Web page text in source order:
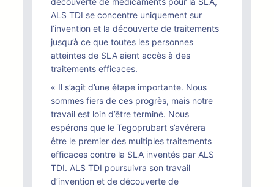
ALS TDI se concentre uniquement sur
l’invention et la découverte de traitements
jusqu’à ce que toutes les personnes
atteintes de SLA aient accès à des
traitements efficaces.
« Il s’agit d’une étape importante. Nous
sommes fiers de ces progrès, mais notre
travail est loin d’être terminé. Nous
espérons que le Tegoprubart s’avérera
être le premier des multiples traitements
efficaces contre la SLA inventés par ALS
TDI. ALS TDI poursuivra son travail
d’invention et de découverte de